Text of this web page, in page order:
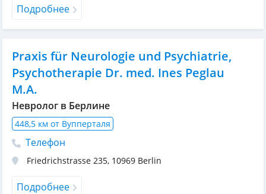
Подробнее
Praxis für Neurologie und Psychiatrie,
Psychotherapie Dr. med. Ines Peglau
M.A.
Невролог в Берлине
448,5 км от Вупперталя
Телефон
Friedrichstrasse 235, 10969 Berlin
Подробнее